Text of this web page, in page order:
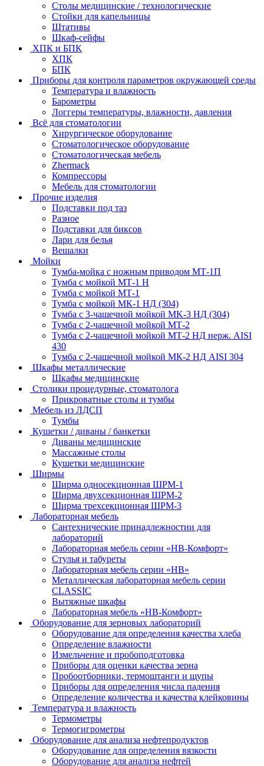
Столы медицинские / технологические
Стойки для капельницы
Штативы
Шкаф-сейфы
ХПК и БПК
ХПК
БПК
Приборы для контроля параметров окружающей среды
Температура и влажность
Барометры
Логгеры температуры, влажности, давления
Всё для стоматологии
Хирургическое оборудование
Стоматологическое оборудование
Стоматологическая мебель
Zhermack
Компрессоры
Мебель для стоматологии
Прочие изделия
Подставки под таз
Разное
Подставки для биксов
Лари для белья
Вешалки
Мойки
Тумба-мойка с ножным приводом МТ-1П
Тумба с мойкой МТ-1 Н
Тумба с мойкой МТ-1
Тумба с мойкой МК-1 НД (304)
Тумба с 3-чашечной мойкой МK-3 НД (304)
Тумба с 2-чашечной мойкой МТ-2
Тумба с 2-чашечной мойкой МТ-2 НД нерж. AISI
430
Тумба с 2-чашечной мойкой МК-2 НД AISI 304
Шкафы металлические
Шкафы медицинские
Столики процедурные, стоматолога
Прикроватные столы и тумбы
Мебель из ЛДСП
Тумбы
Кушетки / диваны / банкетки
Диваны медицинские
Массажные столы
Кушетки медицинские
Ширмы
Ширма односекционная ШРМ-1
Ширма двухсекционная ШРМ-2
Ширма трехсекционная ШРМ-3
Лабораторная мебель
Сантехнические принадлежностии для
лабораторий
Лабораторная мебель серии «НВ-Комфорт»
Стулья и табуреты
Лабораторная мебель серии «НВ»
Металлическая лабораторная мебель серии
CLASSIC
Вытяжные шкафы
Лабораторная мебель «НВ-Комфорт»
Оборудование для зерновых лабораторий
Оборудование для определения качества хлеба
Определение влажности
Измельчение и пробоподготовка
Приборы для оценки качества зерна
Пробоотборники, термоштанги и щупы
Приборы для определения числа падения
Определение количества и качества клейковины
Температура и влажность
Термометры
Термогигрометры
Оборудование для анализа нефтепродуктов
Оборудование для определения вязкости
Оборудование для анализа нефтей